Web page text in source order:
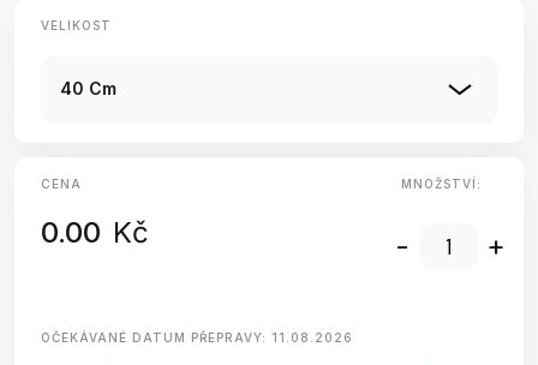
VELIKOST
40 Cm
CENA
0.00 Kč
MNOŽSTVÍ:
- +
OČEKÁVANÉ DATUM PŘEPRAVY: 11.08.2026